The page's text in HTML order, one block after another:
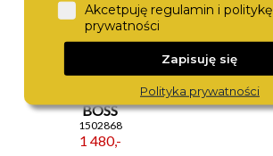
BOSS
1502868
1 480,-
Akcetpuję regulamin i politykę
prywatności
Zapisuję się
Polityka prywatności